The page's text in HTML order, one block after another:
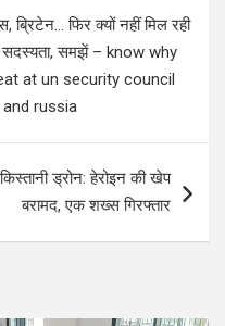
फिर क्‍यों नहीं मिल रही
सदस्‍यता, समझें – know why
at un security council
russia
ड्रोन: हेरोइन की खेप
बरामद, एक शख्स गिरफ्तार